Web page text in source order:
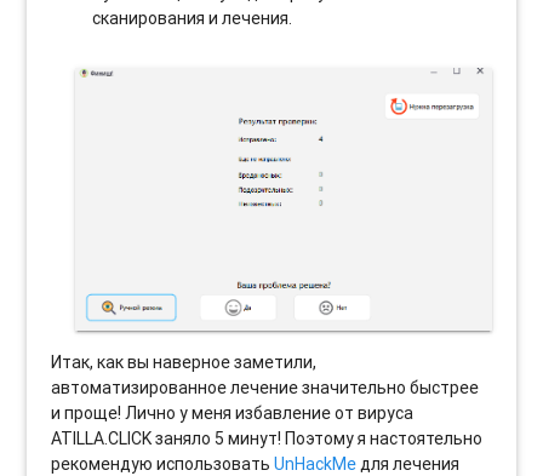
сканирования и лечения.
Итак, как вы наверное заметили,
автоматизированное лечение значительно быстрее
и проще! Лично у меня избавление от вируса
ATILLA.CLICK заняло 5 минут! Поэтому я настоятельно
рекомендую использоватьUnHackMeдля лечения